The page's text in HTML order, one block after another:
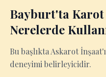
Bayburt'ta Karot
Nerelerde
Bu başlıkta Askarot
deneyimi belirleyicidir.